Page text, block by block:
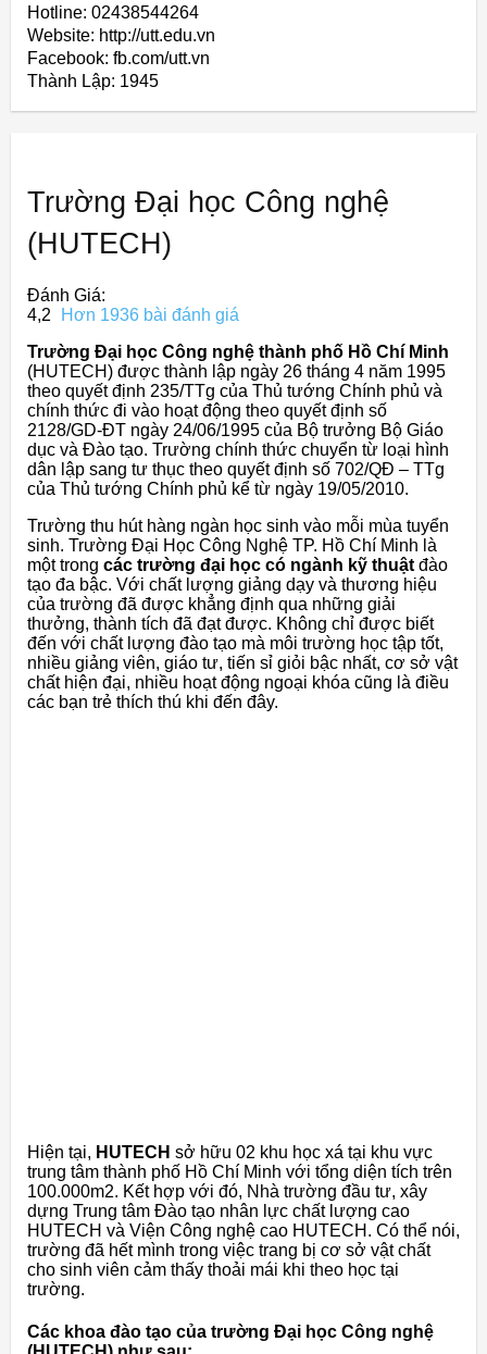
Hotline: 02438544264
Website: http://utt.edu.vn
Facebook: fb.com/utt.vn
Thành Lập: 1945
Trường Đại học Công nghệ
(HUTECH)
Đánh Giá:
4,2
Hơn 1936 bài đánh giá
Trường Đại học Công nghệ thành phố Hồ Chí Minh
(HUTECH) được thành lập ngày 26 tháng 4 năm 1995
theo quyết định 235/TTg của Thủ tướng Chính phủ và
chính thức đi vào hoạt động theo quyết định số
2128/GD-ĐT ngày 24/06/1995 của Bộ trưởng Bộ Giáo
dục và Đào tạo. Trường chính thức chuyển từ loại hình
dân lập sang tư thục theo quyết định số 702/QĐ – TTg
của Thủ tướng Chính phủ kể từ ngày 19/05/2010.
Trường thu hút hàng ngàn học sinh vào mỗi mùa tuyển
sinh. Trường Đại Học Công Nghệ TP. Hồ Chí Minh là
một trong các trường đại học có ngành kỹ thuật đào
tạo đa bậc. Với chất lượng giảng dạy và thương hiệu
của trường đã được khẳng định qua những giải
thưởng, thành tích đã đạt được. Không chỉ được biết
đến với chất lượng đào tạo mà môi trường học tập tốt,
nhiều giảng viên, giáo tư, tiến sỉ giỏi bậc nhất, cơ sở vật
chất hiện đại, nhiều hoạt động ngoại khóa cũng là điều
các bạn trẻ thích thú khi đến đây.
Hiện tại, HUTECH sở hữu 02 khu học xá tại khu vực
trung tâm thành phố Hồ Chí Minh với tổng diện tích trên
100.000m2. Kết hợp với đó, Nhà trường đầu tư, xây
dựng Trung tâm Đào tạo nhân lực chất lượng cao
HUTECH và Viện Công nghệ cao HUTECH. Có thể nói,
trường đã hết mình trong việc trang bị cơ sở vật chất
cho sinh viên cảm thấy thoải mái khi theo học tại
trường.
Các khoa đào tạo của trường Đại học Công nghệ